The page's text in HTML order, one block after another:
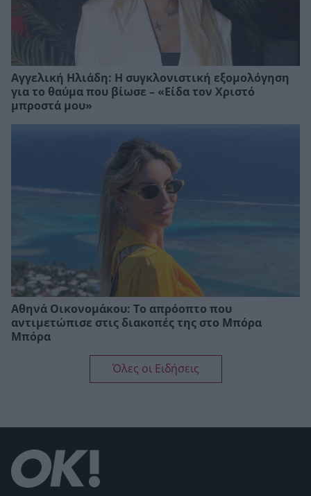
Αγγελική Ηλιάδη: Η συγκλονιστική εξομολόγηση
για το θαύμα που βίωσε – «Είδα τον Χριστό
μπροστά μου»
Αθηνά Οικονομάκου: Το απρόοπτο που
αντιμετώπισε στις διακοπές της στο Μπόρα
Μπόρα
Όλες οι Ειδήσεις